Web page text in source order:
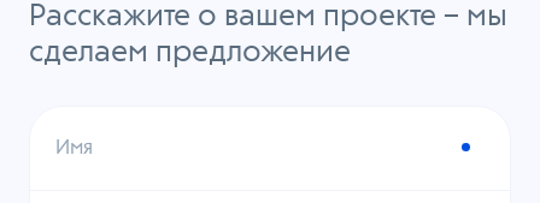
Расскажите о вашем проекте – мы
сделаем предложение
Имя